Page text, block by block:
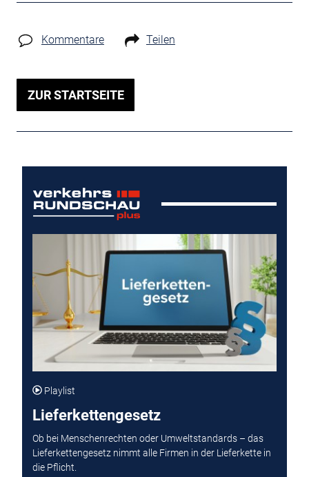
Kommentare Teilen
ZUR STARTSEITE
Playlist
Lieferkettengesetz
Ob bei Menschenrechten oder Umweltstandards – das
Lieferkettengesetz nimmt alle Firmen in der Lieferkette in
die Pflicht.